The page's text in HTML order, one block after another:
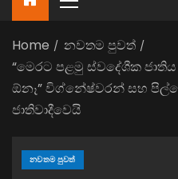
Home
නවතම පුවත්
“මෙරට පළමු ස්වදේශීක
ඕනෑ” විග්නේෂ්වරන් සහ
ජාතිවාදීවෙයි
නවතම පුවත්